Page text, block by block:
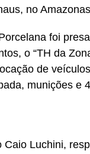
no
foi
o “TH da
de
munições e
Caio Luchini,